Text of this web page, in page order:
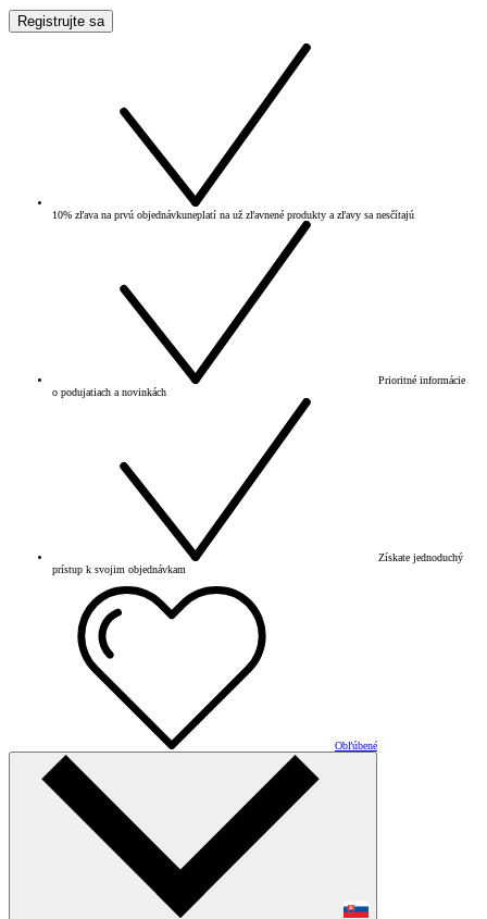
Registrujte sa
10% zľava na prvú objednávkuneplatí na už zľavnené produkty a zľavy sa nesčítajú
Prioritné informácie
o podujatiach a novinkách
Získate jednoduchý
prístup k svojim objednávkam
Obľúbené